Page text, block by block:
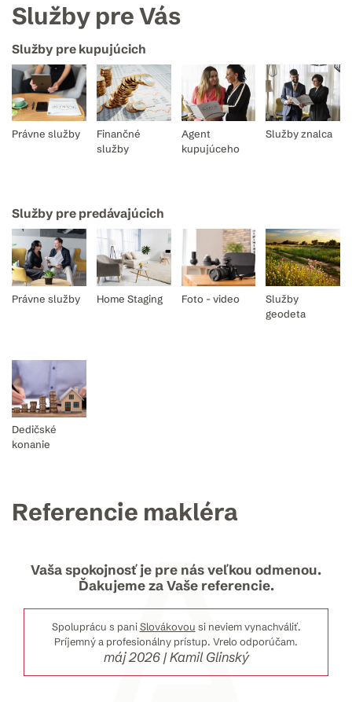
Služby pre Vás
Služby pre kupujúcich
Právne služby
Finančné
služby
Agent
kupujúceho
Služby znalca
Služby pre predávajúcich
Právne služby Home Staging Foto - video
Služby
geodeta
Dedičské
konanie
Referencie makléra
Vaša spokojnosť je pre nás veľkou odmenou.
Ďakujeme za Vaše referencie.
Spoluprácu s paniSlovákovou si neviem vynachváliť.
Príjemný a profesionálny prístup. Vrelo odporúčam.
máj 2026 | Kamil Glinský